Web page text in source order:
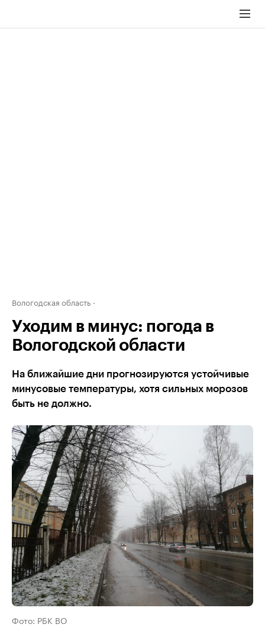
Вологодская область
Уходим в минус: погода в
Вологодской области
На ближайшие дни прогнозируются устойчивые
минусовые температуры, хотя сильных морозов
быть не должно.
Фото: РБК ВО